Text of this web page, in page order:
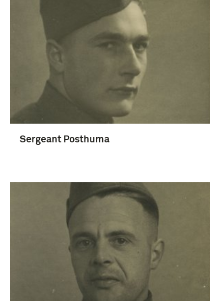
Sergeant Posthuma